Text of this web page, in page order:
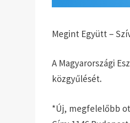
Megint Együtt –
A Magyarországi
közgyűlését.
*Új, megfelelőbb